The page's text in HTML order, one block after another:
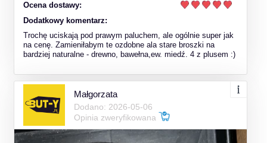
Ocena dostawy:
Dodatkowy komentarz:
Trochę uciskają pod prawym paluchem, ale ogólnie super jak
na cenę. Zamieniłabym te ozdobne ala stare broszki na
bardziej naturalne - drewno, bawełna,ew. miedź. 4 z plusem :)
Małgorzata
Dodano: 2026-05-06
Opinia zweryfikowana